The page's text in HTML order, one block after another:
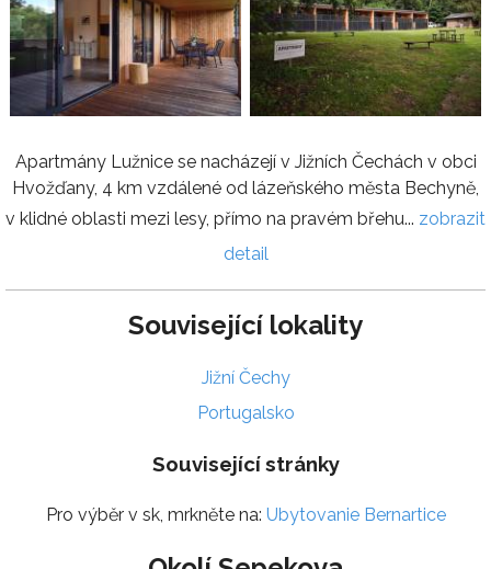
Apartmány Lužnice se nacházejí v Jižních Čechách v obci
Hvožďany, 4 km vzdálené od lázeňského města Bechyně,
v klidné oblasti mezi lesy, přímo na pravém břehu... zobrazit
detail
Související lokality
Jižní Čechy
Portugalsko
Související stránky
Pro výběr v sk, mrkněte na: Ubytovanie Bernartice